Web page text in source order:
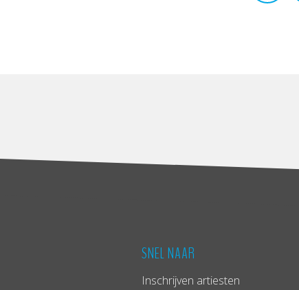
SNEL NAAR
Inschrijven artiesten